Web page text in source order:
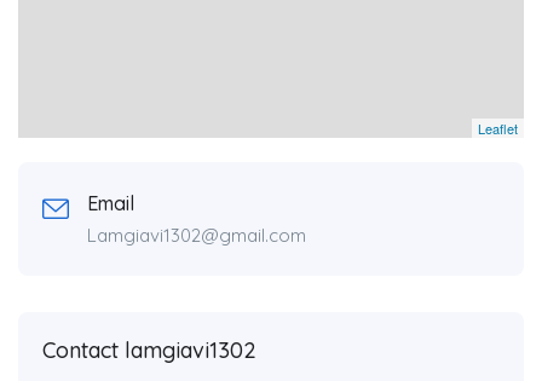
Leaflet
Email
Lamgiavi1302@gmail.com
Contact lamgiavi1302